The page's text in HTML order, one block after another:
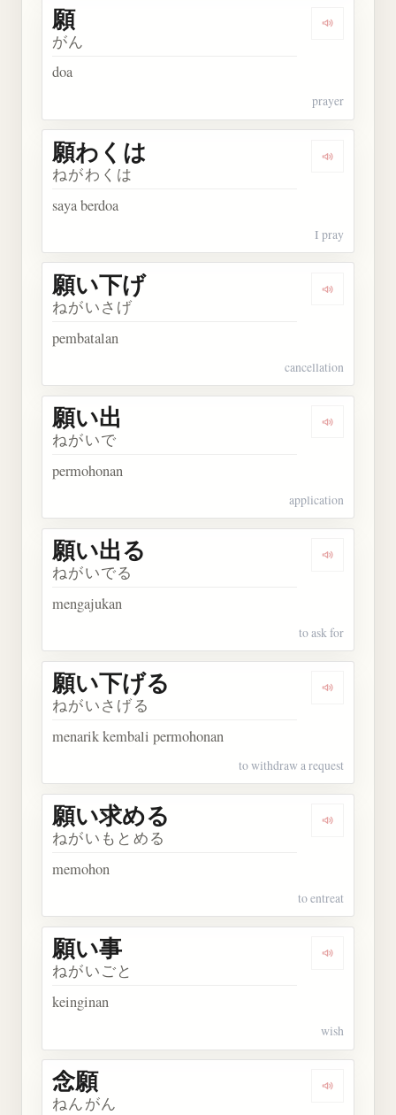
Dengarkan
願
がん
doa
prayer
Dengarkan
願わくは
ねがわくは
saya berdoa
I pray
Dengarkan
願い下げ
ねがいさげ
pembatalan
cancellation
Dengarkan
願い出
ねがいで
permohonan
application
Dengarkan
願い出る
ねがいでる
mengajukan
to ask for
Dengarkan
願い下げる
ねがいさげる
menarik kembali permohonan
to withdraw a request
Dengarkan
願い求める
ねがいもとめる
memohon
to entreat
Dengarkan
願い事
ねがいごと
keinginan
wish
Dengarkan
念願
ねんがん